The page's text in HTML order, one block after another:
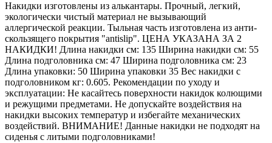
Накидки изготовлены из алькантары. Прочный, легкий,
экологически чистый материал не вызывающий
аллергической реакции. Тыльная часть изготовлена из анти-
скользящего покрытия "antislip". ЦЕНА УКАЗАНА ЗА 2
НАКИДКИ! Длина накидки см: 135 Ширина накидки см: 55
Длина подголовника см: 47 Ширина подголовника см: 23
Длина упаковки: 50 Ширина упаковки 35 Вес накидки с
подголовником кг: 0.605. Рекомендации по уходу и
эксплуатации: Не касайтесь поверхности накидок колющими
и режущими предметами. Не допускайте воздействия на
накидки высоких температур и избегайте механических
воздействий. ВНИМАНИЕ! Данные накидки не подходят на
сиденья с литыми подголовниками!